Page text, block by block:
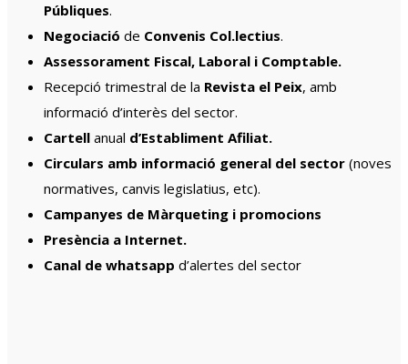
Públiques.
Negociació de Convenis Col.lectius.
Assessorament Fiscal, Laboral i Comptable.
Recepció trimestral de la Revista el Peix, amb
informació d’interès del sector.
Cartell anual d’Establiment Afiliat.
Circulars amb informació general del sector (noves
normatives, canvis legislatius, etc).
Campanyes de Màrqueting i promocions
Presència a Internet.
Canal de whatsapp d’alertes del sector